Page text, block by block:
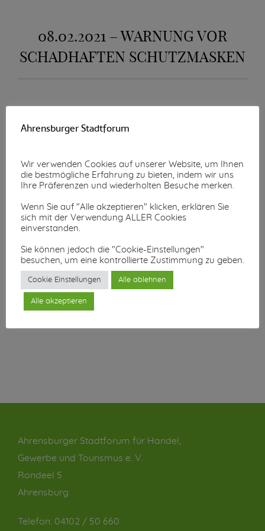
08.02.2021 – WARNUNG VOR
SCHADHAFTEN SCHUTZMASKEN
Ahrensburger Stadtforum für Handel,
Gewerbe und Tourismus e. V.
Rondeel 5
Ahrensburg
Telefon: 04102 / 50 660
Ahrensburger Stadtforum
Wir verwenden Cookies auf unserer Website, um Ihnen
die bestmögliche Erfahrung zu bieten, indem wir uns
Ihre Präferenzen und wiederholten Besuche merken.
Wenn Sie auf "Alle akzeptieren" klicken, erklären Sie
sich mit der Verwendung ALLER Cookies
einverstanden.
Sie können jedoch die "Cookie-Einstellungen"
besuchen, um eine kontrollierte Zustimmung zu geben.
Cookie Einstellungen Alle ablehnen
Alle akzeptieren